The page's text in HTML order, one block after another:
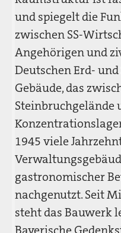
und spiegelt die
zwischen SS-
Angehörigen und
Deutschen Erd-
Gebäude, das
Steinbruchgelände
1945 viele
gastronomischer
nachgenutzt. Seit
steht das Bauwerk